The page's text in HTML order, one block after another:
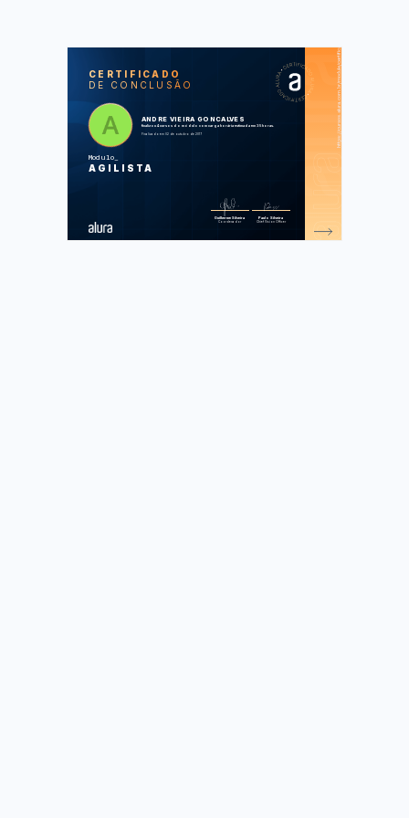
CERTIFICADO
DE CONCLUSÃO
ANDRE VIEIRA GONCALVES
finalizou 4 cursos do módulo com carga horária estimada em 35 horas.
Finalizado em 02 de outubro de 2017
Modulo
AGILISTA
Guilherme Silveira
Coordenador
Paulo Silveira
Chief Vision Officer
CUR
SOS
Lean Startup: primeiros passos da
sua Startup enxuta
Agile na prática: técnicas aplicadas
para Gestão Ágil